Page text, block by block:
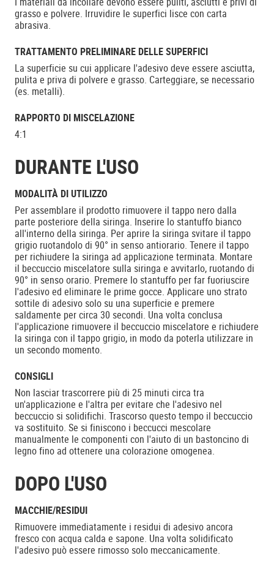
grasso e polvere. Irruvidire le superfici lisce con carta
abrasiva.
TRATTAMENTO PRELIMINARE DELLE SUPERFICI
La superficie su cui applicare l'adesivo deve essere asciutta,
pulita e priva di polvere e grasso. Carteggiare, se necessario
(es. metalli).
RAPPORTO DI MISCELAZIONE
4:1
DURANTE L'USO
MODALITÀ DI UTILIZZO
Per assemblare il prodotto rimuovere il tappo nero dalla
parte posteriore della siringa. Inserire lo stantuffo bianco
all'interno della siringa. Per aprire la siringa svitare il tappo
grigio ruotandolo di 90° in senso antiorario. Tenere il tappo
per richiudere la siringa ad applicazione terminata. Montare
il beccuccio miscelatore sulla siringa e avvitarlo, ruotando di
90° in senso orario. Premere lo stantuffo per far fuoriuscire
l'adesivo ed eliminare le prime gocce. Applicare uno strato
sottile di adesivo solo su una superficie e premere
saldamente per circa 30 secondi. Una volta conclusa
l'applicazione rimuovere il beccuccio miscelatore e richiudere
la siringa con il tappo grigio, in modo da poterla utilizzare in
un secondo momento.
CONSIGLI
Non lasciar trascorrere più di 25 minuti circa tra
un'applicazione e l'altra per evitare che l'adesivo nel
beccuccio si solidifichi. Trascorso questo tempo il beccuccio
va sostituito. Se si finiscono i beccucci mescolare
manualmente le componenti con l'aiuto di un bastoncino di
legno fino ad ottenere una colorazione omogenea.
DOPO L'USO
MACCHIE/RESIDUI
Rimuovere immediatamente i residui di adesivo ancora
fresco con acqua calda e sapone. Una volta solidificato
l'adesivo può essere rimosso solo meccanicamente.